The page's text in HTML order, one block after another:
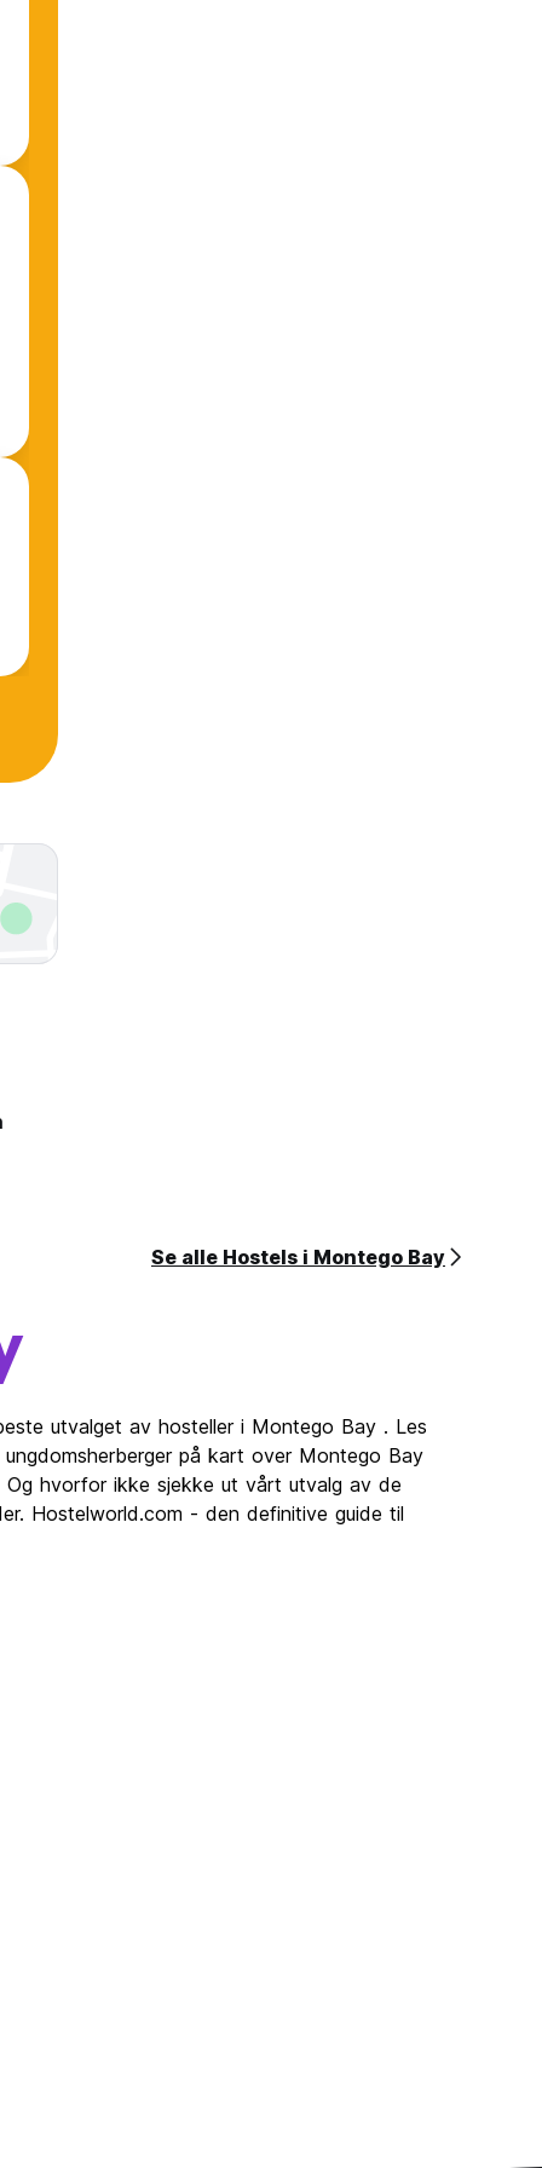
Se alle Hostels i Montego Bay
utvalget av hosteller i Montego Bay . Les
på kart over Montego Bay
hvorfor ikke sjekke ut vårt utvalg av de
Hostelworld.com - den definitive guide til